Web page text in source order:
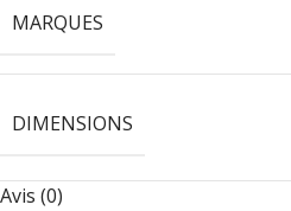
MARQUES
DIMENSIONS
Avis (0)